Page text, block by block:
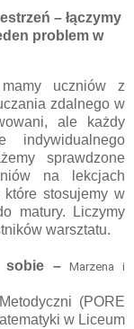
– łączymy
problem w
uczniów z
zdalnego w
ale każdy
sprawdzone
na lekcjach
które stosujemy w
matury. Liczymy
warsztatu.
sobie–Marzena i
(PORE
w Liceum